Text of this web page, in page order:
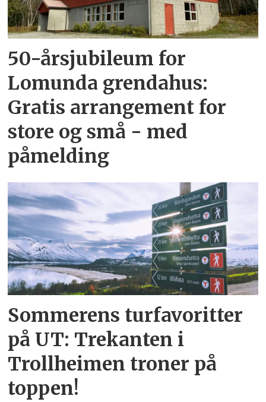
50-årsjubileum for
Lomunda grendahus:
Gratis arrangement for
store og små - med
påmelding
Sommerens turfavoritter
på UT: Trekanten i
Trollheimen troner på
toppen!